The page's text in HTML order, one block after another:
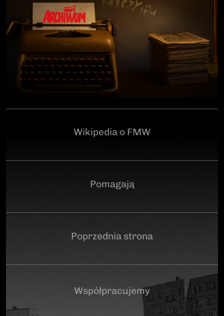
ukrycia jego szczątków przez komunistyczny aparat
represji pozostaje do dziś nieznane.Program
uroczystości:11.00 – Msza Święta w Kościele św.
Brygidy w Gdańsku12.30 – poświęcenie
symbolicznego nagrobka na Cmentarzu
Garnizonowym w GdańskuSerdecznie zapraszamy
Wikipedia o FMW
Pomagają
Poprzednia strona
Współpracujemy